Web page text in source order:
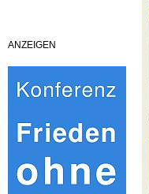
ANZEIGEN